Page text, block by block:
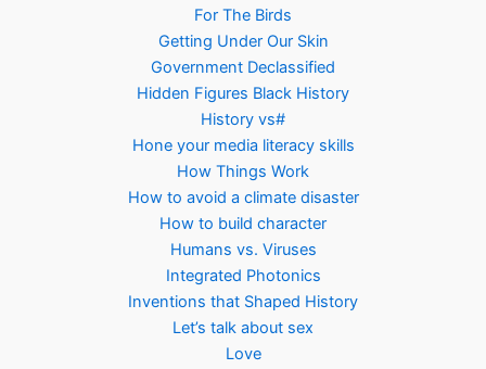
For The Birds
Getting Under Our Skin
Government Declassified
Hidden Figures Black History
History vs#
Hone your media literacy skills
How Things Work
How to avoid a climate disaster
How to build character
Humans vs. Viruses
Integrated Photonics
Inventions that Shaped History
Let’s talk about sex
Love